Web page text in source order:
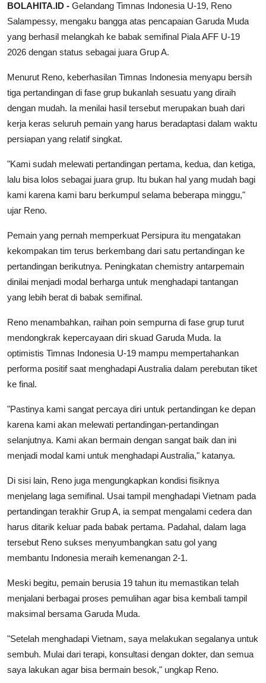
BOLAHITA.ID - Gelandang Timnas Indonesia U-19, Reno
Salampessy, mengaku bangga atas pencapaian Garuda Muda
yang berhasil melangkah ke babak semifinal Piala AFF U-19
2026 dengan status sebagai juara Grup A.
Menurut Reno, keberhasilan Timnas Indonesia menyapu bersih
tiga pertandingan di fase grup bukanlah sesuatu yang diraih
dengan mudah. Ia menilai hasil tersebut merupakan buah dari
kerja keras seluruh pemain yang harus beradaptasi dalam waktu
persiapan yang relatif singkat.
"Kami sudah melewati pertandingan pertama, kedua, dan ketiga,
lalu bisa lolos sebagai juara grup. Itu bukan hal yang mudah bagi
kami karena kami baru berkumpul selama beberapa minggu,"
ujar Reno.
Pemain yang pernah memperkuat Persipura itu mengatakan
kekompakan tim terus berkembang dari satu pertandingan ke
pertandingan berikutnya. Peningkatan chemistry antarpemain
dinilai menjadi modal berharga untuk menghadapi tantangan
yang lebih berat di babak semifinal.
Reno menambahkan, raihan poin sempurna di fase grup turut
mendongkrak kepercayaan diri skuad Garuda Muda. Ia
optimistis Timnas Indonesia U-19 mampu mempertahankan
performa positif saat menghadapi Australia dalam perebutan tiket
ke final.
"Pastinya kami sangat percaya diri untuk pertandingan ke depan
karena kami akan melewati pertandingan-pertandingan
selanjutnya. Kami akan bermain dengan sangat baik dan ini
menjadi modal kami untuk menghadapi Australia," katanya.
Di sisi lain, Reno juga mengungkapkan kondisi fisiknya
menjelang laga semifinal. Usai tampil menghadapi Vietnam pada
pertandingan terakhir Grup A, ia sempat mengalami cedera dan
harus ditarik keluar pada babak pertama. Padahal, dalam laga
tersebut Reno sukses menyumbangkan satu gol yang
membantu Indonesia meraih kemenangan 2-1.
Meski begitu, pemain berusia 19 tahun itu memastikan telah
menjalani berbagai proses pemulihan agar bisa kembali tampil
maksimal bersama Garuda Muda.
"Setelah menghadapi Vietnam, saya melakukan segalanya untuk
sembuh. Mulai dari terapi, konsultasi dengan dokter, dan semua
saya lakukan agar bisa bermain besok," ungkap Reno.